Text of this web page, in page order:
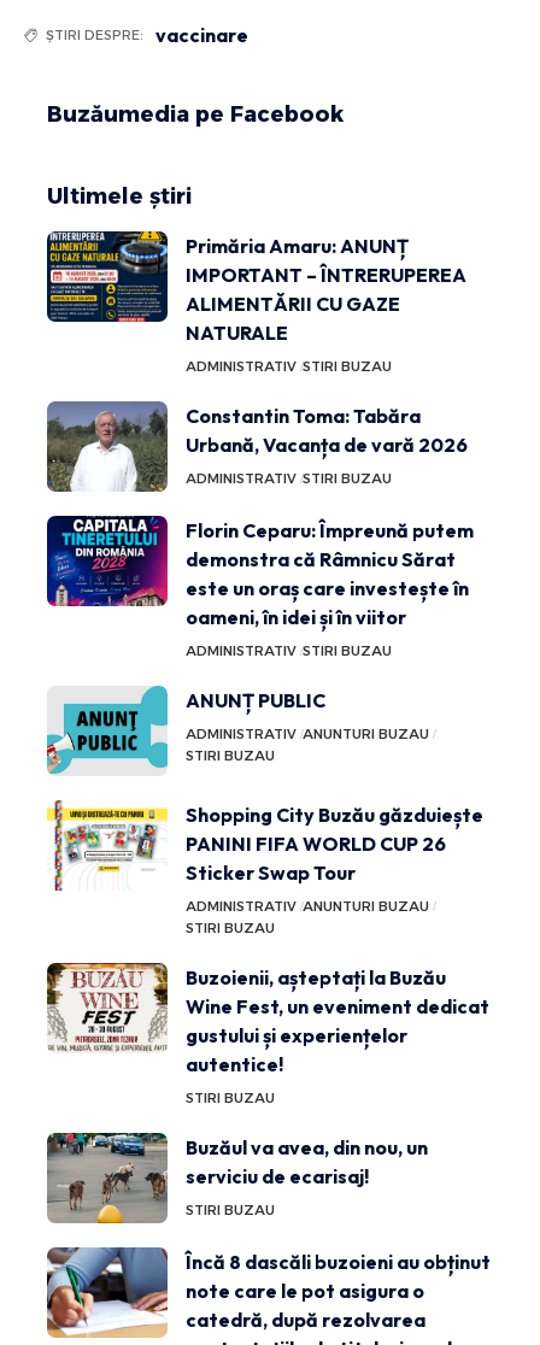
ȘTIRI DESPRE: vaccinare
Buzăumedia pe Facebook
Ultimele știri
Primăria Amaru: ANUNȚ
IMPORTANT – ÎNTRERUPEREA
ALIMENTĂRII CU GAZE
NATURALE
ADMINISTRATIV STIRI BUZAU
Constantin Toma: Tabăra
Urbană, Vacanța de vară 2026
ADMINISTRATIV STIRI BUZAU
Florin Ceparu: Împreună putem
demonstra că Râmnicu Sărat
este un oraș care investește în
oameni, în idei și în viitor
ADMINISTRATIV STIRI BUZAU
ANUNȚ PUBLIC
ADMINISTRATIV ANUNTURI BUZAU
STIRI BUZAU
Shopping City Buzău găzduiește
PANINI FIFA WORLD CUP 26
Sticker Swap Tour
ADMINISTRATIV ANUNTURI BUZAU
STIRI BUZAU
Buzoienii, așteptați la Buzău
Wine Fest, un eveniment dedicat
gustului și experiențelor
autentice!
STIRI BUZAU
Buzăul va avea, din nou, un
serviciu de ecarisaj!
STIRI BUZAU
Încă 8 dascăli buzoieni au obținut
note care le pot asigura o
catedră, după rezolvarea